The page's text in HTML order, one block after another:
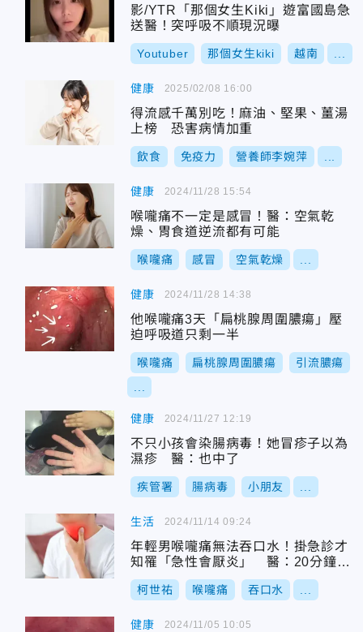
影/YTR「那個女生Kiki」遊富國島急
送醫！突呼吸不順現況曝
Youtuber 那個女生kiki 越南
健康
得流感千萬別吃！麻油、堅果、薑湯
上榜 恐害病情加重
飲食 免疫力 營養師李婉萍
2025/02/08 16:00
健康
喉嚨痛不一定是感冒！醫：空氣乾
燥、胃食道逆流都有可能
喉嚨痛 感冒 空氣乾燥
2024/11/28 15:54
健康
他喉嚨痛3天「扁桃腺周圍膿瘍」壓
迫呼吸道只剩一半
喉嚨痛 扁桃腺周圍膿瘍 引流膿瘍
2024/11/28 14:38
健康
不只小孩會染腸病毒！她冒疹子以為
濕疹 醫：也中了
疾管署 腸病毒 小朋友
2024/11/27 12:19
生活
年輕男喉嚨痛無法吞口水！掛急診才
知罹「急性會厭炎」 醫：20分鐘後
就死了
柯世祐 喉嚨痛 吞口水
2024/11/14 09:24
健康 2024/11/05 10:05